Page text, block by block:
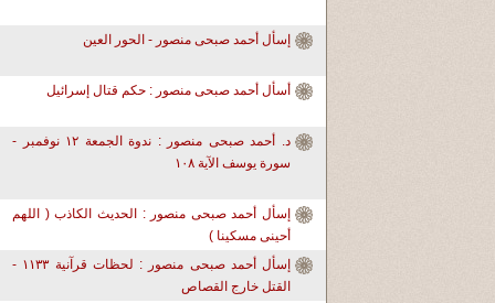
إسأل أحمد صبحى منصور - الحور العين
أسأل أحمد صبحى منصور : حكم قتال إسرائيل
د. أحمد صبحى منصور : ندوة الجمعة ١٢ نوفمبر -
سورة يوسف الآية ١٠٨
إسأل أحمد صبحى منصور : الحديث الكاذب ( اللهم
أحينى مسكينا )
إسأل أحمد صبحى منصور : لحظات قرآنية ١١٣٣ -
القتل خارج القصاص